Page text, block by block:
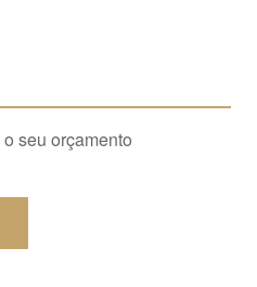
seu orçamento